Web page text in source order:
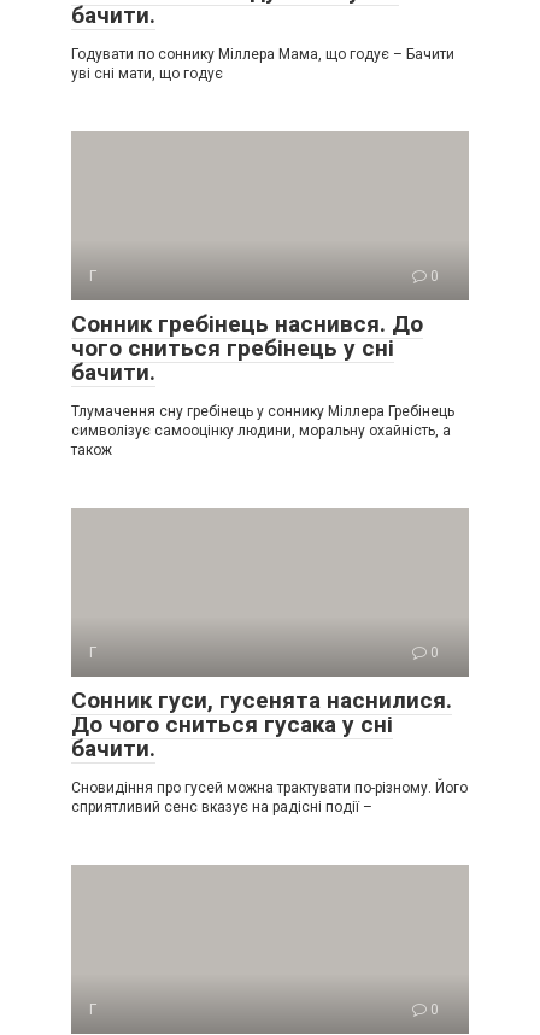
бачити.
Годувати по соннику Міллера Мама, що годує – Бачити
уві сні мати, що годує
Г 0
Сонник гребінець наснився. До
чого сниться гребінець у сні
бачити.
Тлумачення сну гребінець у соннику Міллера Гребінець
символізує самооцінку людини, моральну охайність, а
також
Г 0
Сонник гуси, гусенята наснилися.
До чого сниться гусака у сні
бачити.
Сновидіння про гусей можна трактувати по-різному. Його
сприятливий сенс вказує на радісні події –
Г 0